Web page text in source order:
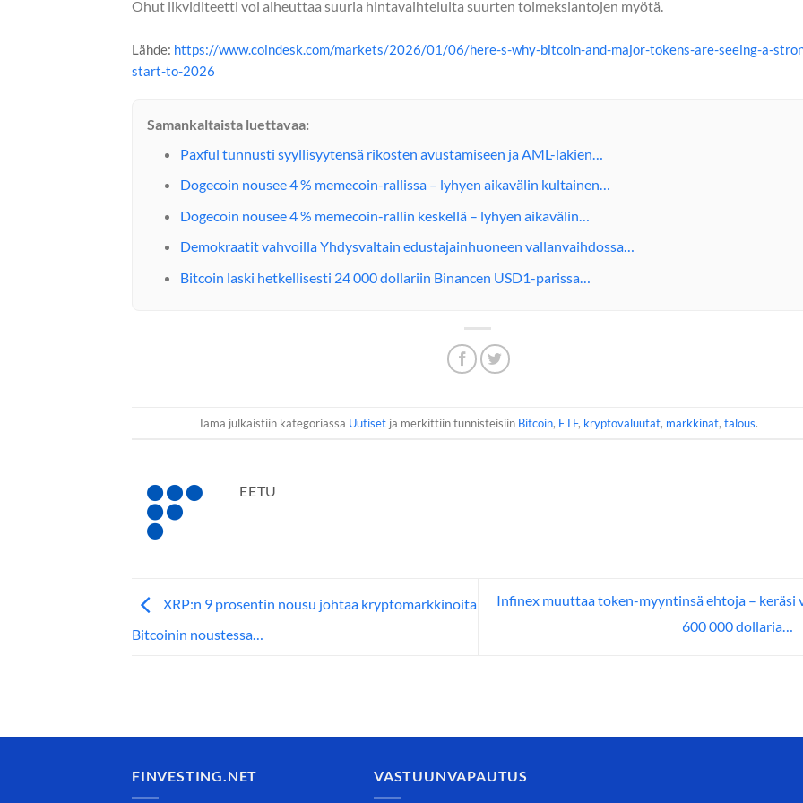
Ohut likviditeetti voi aiheuttaa suuria hintavaihteluita suurten toimeksiantojen myötä.
Lähde: https://www.coindesk.com/markets/2026/01/06/here-s-why-bitcoin-and-major-tokens-are-seeing-a-
start-to-2026
Samankaltaista luettavaa:
Paxful tunnusti syyllisyytensä rikosten avustamiseen ja AML-lakien…
Dogecoin nousee 4 % memecoin-rallissa – lyhyen aikavälin kultainen…
Dogecoin nousee 4 % memecoin-rallin keskellä – lyhyen aikavälin…
Demokraatit vahvoilla Yhdysvaltain edustajainhuoneen vallanvaihdossa…
Bitcoin laski hetkellisesti 24 000 dollariin Binancen USD1-parissa…
Tämä julkaistiin kategoriassa Uutisetja merkittiin tunnisteisiin Bitcoin, ETF, kryptovaluutat, markkinat, talous
EETU
XRP:n 9 prosentin nousu johtaa kryptomarkkinoita
Bitcoinin noustessa…
Infinex muuttaa token-myyntinsä ehtoja – keräsi
600 000 dollaria…
FINVESTING.NET VASTUUNVAPAUTUS